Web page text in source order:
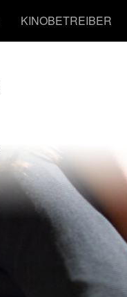
KINOBETREIBER